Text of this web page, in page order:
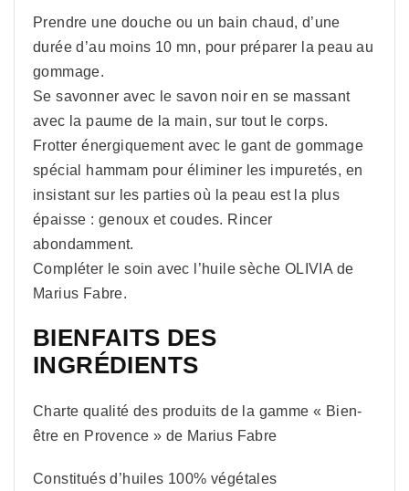
Prendre une douche ou un bain chaud, d’une
durée d’au moins 10 mn, pour préparer la peau au
gommage.
Se savonner avec le savon noir en se massant
avec la paume de la main, sur tout le corps.
Frotter énergiquement avec le gant de gommage
spécial hammam pour éliminer les impuretés, en
insistant sur les parties où la peau est la plus
épaisse : genoux et coudes. Rincer
abondamment.
Compléter le soin avec l’huile sèche OLIVIA de
Marius Fabre.
BIENFAITS DES
INGRÉDIENTS
Charte qualité des produits de la gamme « Bien-
être en Provence » de Marius Fabre
Constitués d’huiles 100% végétales